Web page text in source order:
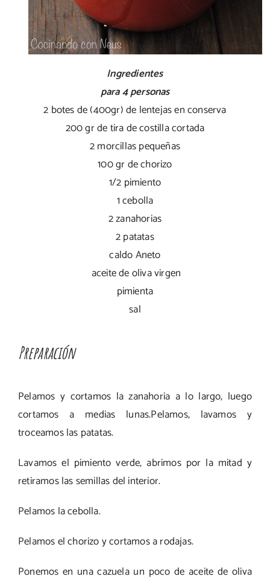
Ingredientes
para 4 personas
2 botes de (400gr) de lentejas en conserva
200 gr de tira de costilla cortada
2 morcillas pequeñas
100 gr de chorizo
1/2 pimiento
1 cebolla
2 zanahorias
2 patatas
caldo Aneto
aceite de oliva virgen
pimienta
sal
Preparación
Pelamos y cortamos la zanahoria a lo largo, luego
cortamos a medias lunas.Pelamos, lavamos y
troceamos las patatas.
Lavamos el pimiento verde, abrimos por la mitad y
retiramos las semillas del interior.
Pelamos la cebolla.
Pelamos el chorizo y cortamos a rodajas.
Ponemos en una cazuela un poco de aceite de oliva